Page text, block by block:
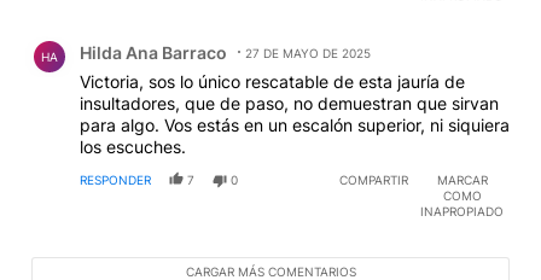
HA Hilda Ana Barraco 27 DE MAYO DE 2025
Victoria, sos lo único rescatable de esta jauría de
insultadores, que de paso, no demuestran que sirvan
para algo. Vos estás en un escalón superior, ni siquiera
los escuches.
RESPONDER 7 0 COMPARTIR
MARCAR
COMO
INAPROPIADO
CARGAR MÁS COMENTARIOS